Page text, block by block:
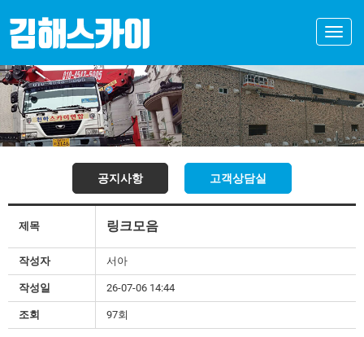
Toggle
공지사항 고객상담실
제목 링크모음
작성자 서아
작성일 26-07-06 14:44
조회 97회